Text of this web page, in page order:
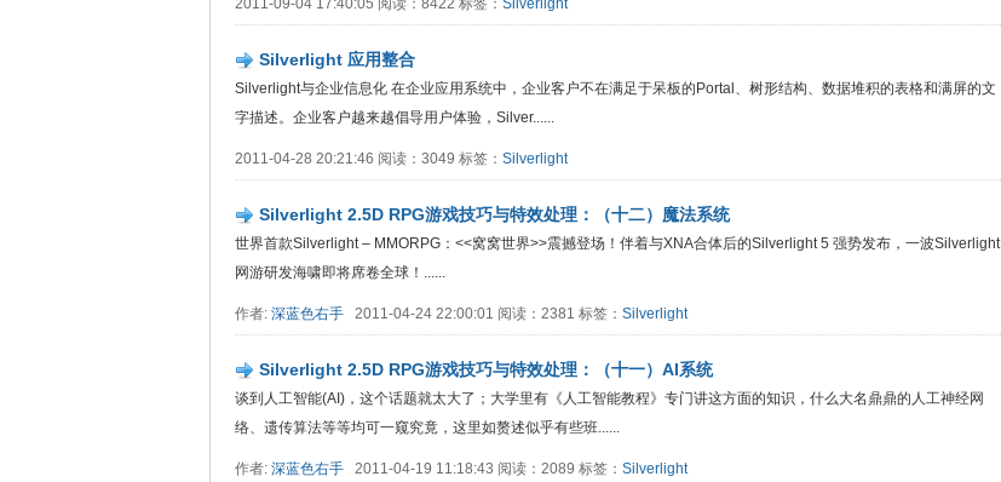
2011-09-04 17:40:05 阅读：8422 标签： Silverlight
Silverlight 应用整合
Silverlight与企业信息化 在企业应用系统中，企业客户不在满足于呆板的Portal、树形结构、数据堆积的表格和满屏的文
字描述。企业客户越来越倡导用户体验，Silver......
2011-04-28 20:21:46 阅读：3049 标签： Silverlight
Silverlight 2.5D RPG游戏技巧与特效处理：（十二）魔法系统
世界首款Silverlight – MMORPG：<<窝窝世界>>震撼登场！伴着与XNA合体后的Silverlight 5 强势发布，一波Silverlight
网游研发海啸即将席卷全球！......
作者: 深蓝色右手 2011-04-24 22:00:01 阅读：2381 标签： Silverlight
Silverlight 2.5D RPG游戏技巧与特效处理：（十一）AI系统
谈到人工智能(AI)，这个话题就太大了；大学里有《人工智能教程》专门讲这方面的知识，什么大名鼎鼎的人工神经网
络、遗传算法等等均可一窥究竟，这里如赘述似乎有些班......
作者: 深蓝色右手 2011-04-19 11:18:43 阅读：2089 标签： Silverlight